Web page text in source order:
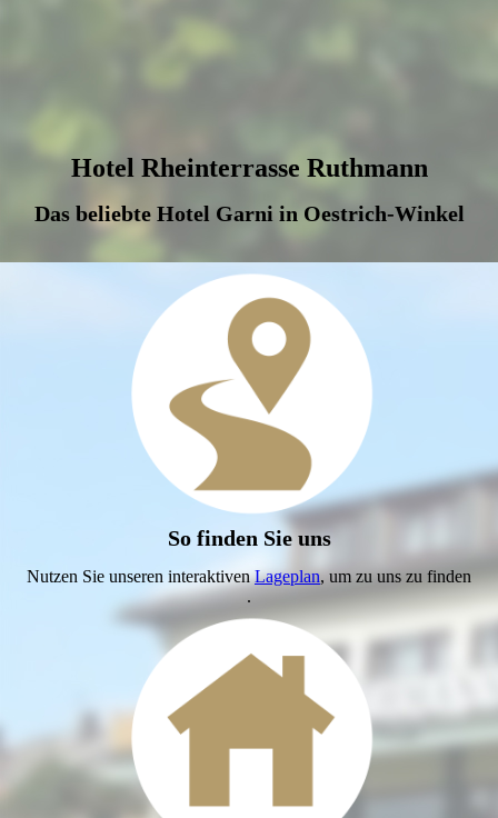
Hotel Rheinterrasse Ruthmann
Das beliebte Hotel Garni in Oestrich-Winkel
So finden Sie uns
Nutzen Sie unseren interaktivenLageplan, um zu uns zu finden
.